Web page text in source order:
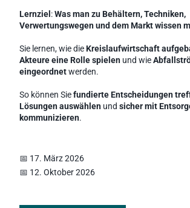
Lernziel : Was man zu Behältern, Techniken,
Verwertungswegen und dem Markt wissen
Sie lernen, wie die Kreislaufwirtschaft
Akteure eine Rolle spielen und wie
eingeordnet werden.
So können Sie fundierte Entscheidungen
Lösungen auswählen und sicher mit
kommunizieren.
📅 17. März 2026
📅 12. Oktober 2026